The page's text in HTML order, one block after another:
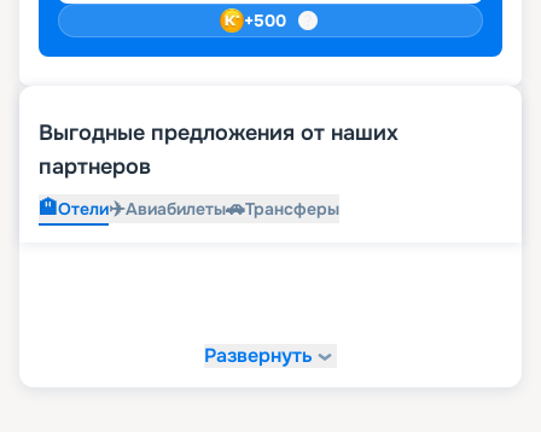
+500
Выгодные предложения от наших
партнеров
🏨Отели✈️Авиабилеты🚗Трансферы
Развернуть